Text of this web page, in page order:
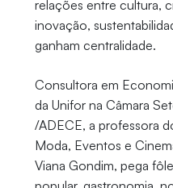
relações entre cultura,
inovação,
ganham centralidade.
Consultora em
da Unifor na Câmara
/ADECE, a professora
Moda, Eventos e
Viana Gondim, pega